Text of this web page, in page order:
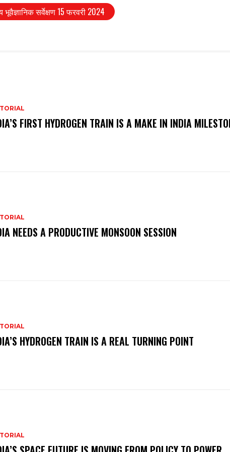
भूवैज्ञानिक सर्वेक्षण 15 फरवरी 2024
FIRST HYDROGEN TRAIN IS A MAKE IN INDIA
NEEDS A PRODUCTIVE MONSOON SESSION
HYDROGEN TRAIN IS A REAL TURNING POINT